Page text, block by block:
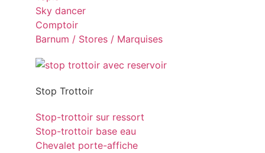
Sky dancer
Comptoir
Barnum / Stores / Marquises
Stop Trottoir
Stop-trottoir sur ressort
Stop-trottoir base eau
Chevalet porte-affiche